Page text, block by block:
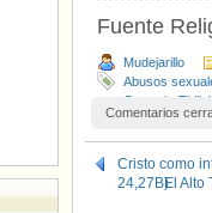
Fuente
Mudejarillo
Abusos
Germain-Thill
Comentarios
Cristo como
24,27B)El Alto